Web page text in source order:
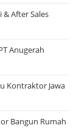
After Sales
Anugerah
Kontraktor Jawa
Bangun Rumah